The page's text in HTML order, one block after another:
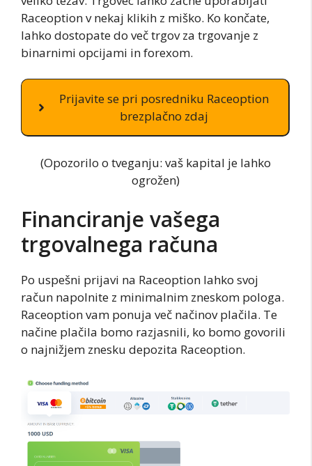
Raceoption v nekaj klikih z miško. Ko končate,
lahko dostopate do več trgov za trgovanje z
binarnimi opcijami in forexom.
Prijavite se pri posredniku Raceoption
brezplačno zdaj
(Opozorilo o tveganju: vaš kapital je lahko
ogrožen)
Financiranje vašega
trgovalnega računa
Po uspešni prijavi na Raceoption lahko svoj
račun napolnite z minimalnim zneskom pologa.
Raceoption vam ponuja več načinov plačila. Te
načine plačila bomo razjasnili, ko bomo govorili
o najnižjem znesku depozita Raceoption.